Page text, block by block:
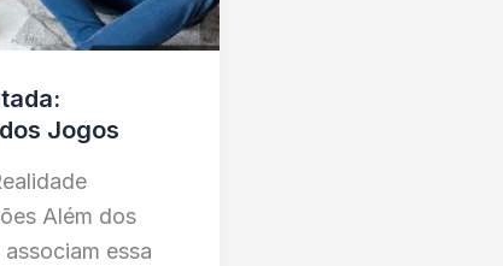
Jogos
Além dos
essa